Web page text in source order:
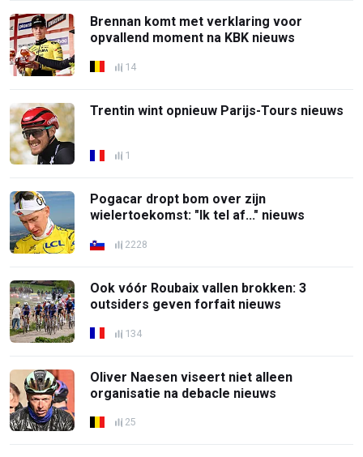
Brennan komt met verklaring voor
opvallend moment na KBK nieuws
14
Trentin wint opnieuw Parijs-Tours nieuws
1
Pogacar dropt bom over zijn
wielertoekomst: "Ik tel af..." nieuws
2228
Ook vóór Roubaix vallen brokken: 3
outsiders geven forfait nieuws
134
Oliver Naesen viseert niet alleen
organisatie na debacle nieuws
25